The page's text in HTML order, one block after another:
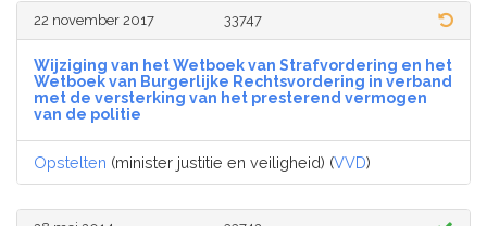
22 november 2017 33747
Wijziging van het Wetboek van Strafvordering en het
Wetboek van Burgerlijke Rechtsvordering in verband
met de versterking van het presterend vermogen
van de politie
Opstelten (minister justitie en veiligheid) (VVD)